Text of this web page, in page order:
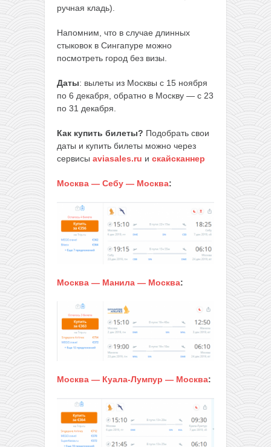
ручная кладь).
Напомним, что в случае длинных
стыковок в Сингапуре можно
посмотреть город без визы.
Даты: вылеты из Москвы с 15 ноября
по 6 декабря, обратно в Москву — с 23
по 31 декабря.
Как купить билеты? Подобрать свои
даты и купить билеты можно через
сервисы aviasales.ru и скайсканнер
Москва — Себу — Москва:
Москва — Манила — Москва:
Москва — Куала-Лумпур — Москва: